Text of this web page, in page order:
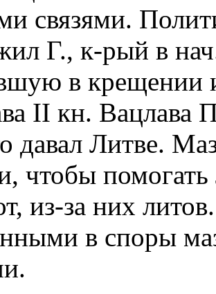
связями.
Г., к-рый в
в крещении
II кн. Вацлава
давал Литве.
чтобы
из-за них
в споры